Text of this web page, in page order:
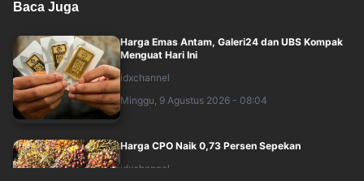
Baca Juga
Harga Emas Antam, Galeri24 dan UBS Kompak
Menguat Hari Ini
idxchannel
Minggu, 9 Agustus 2026 - 08:04
Harga CPO Naik 0,73 Persen Sepekan
idxchannel